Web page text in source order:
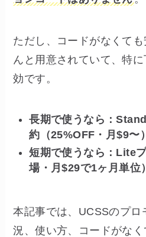
ただし、コードがなくて
んと用意されていて、特
効です。
長期で使うなら：
約（25%OFF・月$9〜）
短期で使うなら：Lite
場・月$29で1ヶ月単位）
本記事では、UCSSのプロ
況、使い方、コードがな